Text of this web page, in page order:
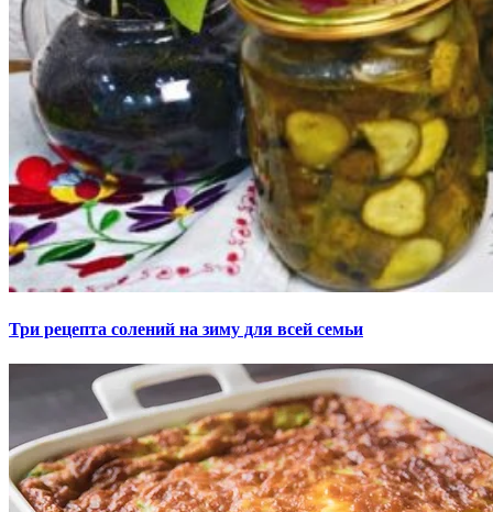
Три рецепта солений на зиму для всей семьи